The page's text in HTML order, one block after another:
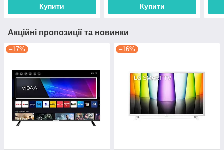
Купити Купити
Акційні пропозиції та новинки
–17% –16%